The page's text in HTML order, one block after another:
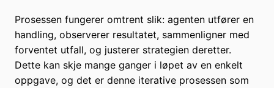
Prosessen fungerer omtrent slik: agenten utfører en
handling, observerer resultatet, sammenligner med
forventet utfall, og justerer strategien deretter.
Dette kan skje mange ganger i løpet av en enkelt
oppgave, og det er denne iterative prosessen som